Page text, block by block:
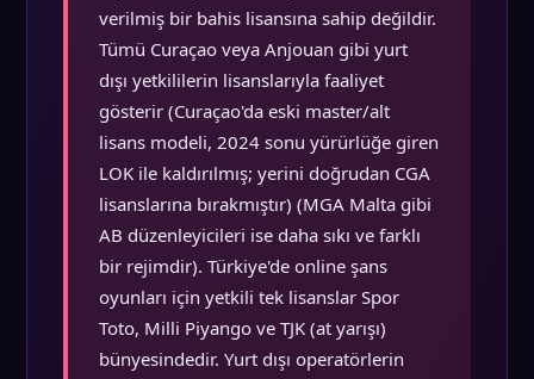
verilmiş bir bahis lisansına sahip değildir.
Tümü Curaçao veya Anjouan gibi yurt
dışı yetkililerin lisanslarıyla faaliyet
gösterir (Curaçao'da eski master/alt
lisans modeli, 2024 sonu yürürlüğe giren
LOK ile kaldırılmış; yerini doğrudan CGA
lisanslarına bırakmıştır) (MGA Malta gibi
AB düzenleyicileri ise daha sıkı ve farklı
bir rejimdir). Türkiye'de online şans
oyunları için yetkili tek lisanslar Spor
Toto, Milli Piyango ve TJK (at yarışı)
bünyesindedir. Yurt dışı operatörlerin